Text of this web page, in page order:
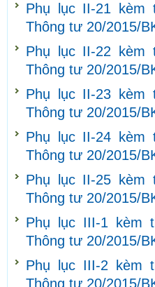
Phụ lục II-21 kèm
Thông tư 20/2015/
Phụ lục II-22 kèm
Thông tư 20/2015/
Phụ lục II-23 kèm
Thông tư 20/2015/
Phụ lục II-24 kèm
Thông tư 20/2015/
Phụ lục II-25 kèm
Thông tư 20/2015/
Phụ lục III-1 kèm
Thông tư 20/2015/
Phụ lục III-2 kèm
Thông tư 20/2015/